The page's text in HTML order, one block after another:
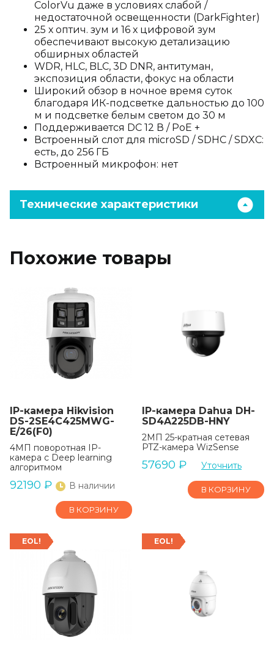
ColorVu даже в условиях слабой /
недостаточной освещенности (DarkFighter)
25 х оптич. зум и 16 х цифровой зум
обеспечивают высокую детализацию
обширных областей
WDR, HLC, BLC, 3D DNR, антитуман,
экспозиция области, фокус на области
Широкий обзор в ночное время суток
благодаря ИК-подсветке дальностью до 100
м и подсветке белым светом до 30 м
Поддерживается DC 12 В / PoE +
Встроенный слот для microSD / SDHC / SDXC:
есть, до 256 ГБ
Встроенный микрофон: нет
Технические характеристики
Похожие товары
IP-камера Hikvision
DS-2SE4C425MWG-
E/26(F0)
4МП поворотная IP-
камера с Deep learning
алгоритмом
92190 ₽ В наличии
В КОРЗИНУ
IP-камера Dahua DH-
SD4A225DB-HNY
2МП 25-кратная сетевая
PTZ-камера WizSense
57690 ₽ Уточнить
В КОРЗИНУ
EOL! EOL!